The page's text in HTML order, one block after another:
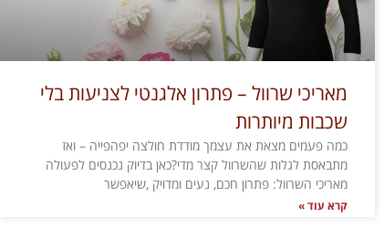
מאריכי שרוול – פתרון אלגנטי לצניעות בלי
שכבות מיותרות
כמה פעמים מצאת את עצמך מודדת חולצה יפהפייה – ואז
מתבאסת לגלות שהשרוול קצר מדי?כאן בדיוק נכנסים לפעולה
מאריכי השרוול: פתרון חכם, נעים ומדויק ,שיאפשר
קרא עוד »